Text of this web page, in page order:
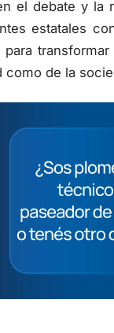
estatales
como de la